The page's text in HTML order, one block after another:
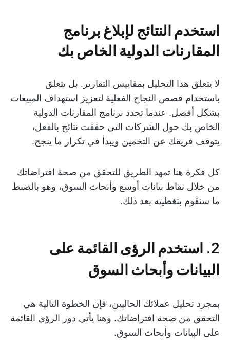
استخدم النتائج لإبلاغ برنامج
المقارنات الدولية الخاص بك
لا يتعلق هذا التحليل بمقاييس التقارير. بل يتعلق
باستخدام قصص النجاح الفعلية لتعزيز استهداف المبيعات
بشكل أفضل. عندما تحدد برنامج المقارنات الدولية
الخاص بك حول الشركات التي حققت نتائج بالفعل،
يتوقف فريقك عن التخمين ويبدأ في تكرار ما ينجح.
كل فكرة هنا تمهد الطريق للتحقق من صحة افتراضاتك
من خلال نقاط بيانات أوسع وأبحاث السوق، وهو بالضبط
ما سنقوم بتغطيته بعد ذلك.
2. استخدم الرؤى القائمة على
البيانات وأبحاث السوق
بمجرد تحليل عملائك الحاليين، فإن الخطوة التالية هي
التحقق من صحة افتراضاتك. وهنا يأتي دور الرؤى القائمة
على البيانات وأبحاث السوق.